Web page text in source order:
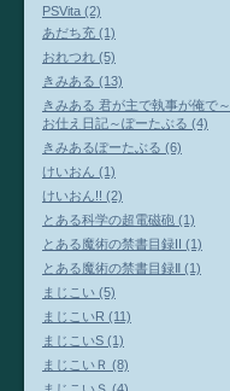
PSVita (2)
あだち充 (1)
おれつれ (5)
きみある (13)
きみある 君が主で執事が俺で～
お仕え日記～ぽーたぶる (4)
きみあるぽーたぶる (6)
けいおん (1)
けいおん!! (2)
とある科学の超電磁砲 (1)
とある魔術の禁書目録II (1)
とある魔術の禁書目録Ⅱ (1)
まじこい (5)
まじこいR (11)
まじこいS (1)
まじこいＲ (8)